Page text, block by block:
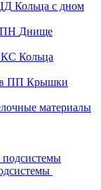
Кольца с дном
Днище
Кольца
Крышки
материалы